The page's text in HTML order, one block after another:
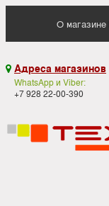
О магазине
 Адреса магазинов
WhatsApp и Viber:
+7 928 22-00-390